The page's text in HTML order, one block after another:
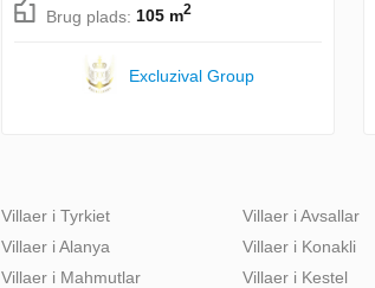
Brug plads: 105 m2
Excluzival Group
Villaer i Tyrkiet
Villaer i Alanya
Villaer i Mahmutlar
Villaer i Avsallar
Villaer i Konakli
Villaer i Kestel